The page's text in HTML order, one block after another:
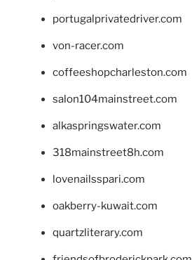
portugalprivatedriver.com
von-racer.com
coffeeshopcharleston.com
salon104mainstreet.com
alkaspringswater.com
318mainstreet8h.com
lovenailsspari.com
oakberry-kuwait.com
quartzliterary.com